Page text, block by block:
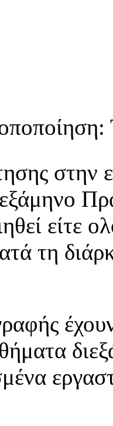
με το Γενικό
στην
είτε
τη